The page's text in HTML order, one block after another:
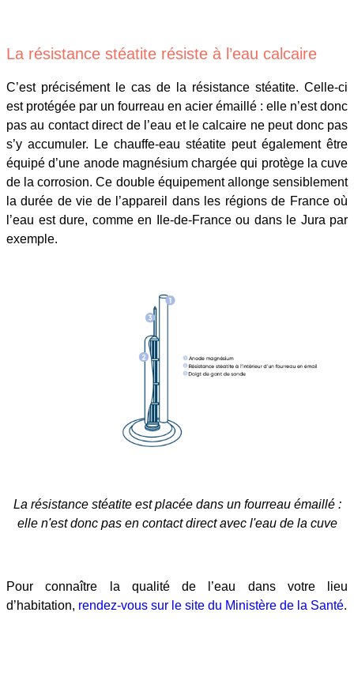
La résistance stéatite résiste à l’eau calcaire
C’est précisément le cas de la résistance stéatite. Celle-ci
est protégée par un fourreau en acier émaillé : elle n’est donc
pas au contact direct de l’eau et le calcaire ne peut donc pas
s’y accumuler. Le chauffe-eau stéatite peut également être
équipé d’une anode magnésium chargée qui protège la cuve
de la corrosion. Ce double équipement allonge sensiblement
la durée de vie de l’appareil dans les régions de France où
l’eau est dure, comme en Ile-de-France ou dans le Jura par
exemple.
La résistance stéatite est placée dans un fourreau émaillé :
elle n'est donc pas en contact direct avec l'eau de la cuve
Pour connaître la qualité de l’eau dans votre lieu
d’habitation, rendez-vous sur le site du Ministère de la Santé.